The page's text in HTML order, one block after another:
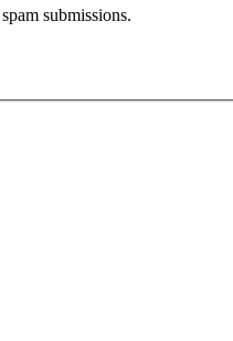
submissions.